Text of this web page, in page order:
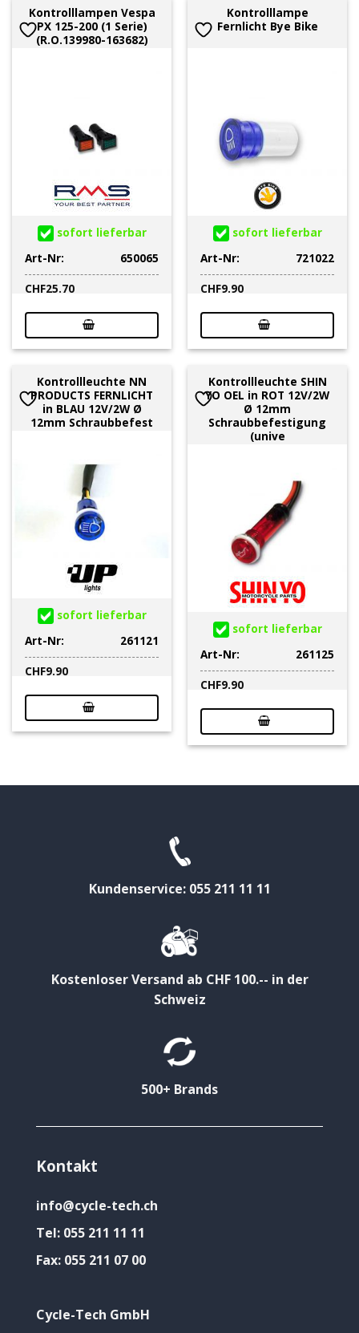
Kontrolllampen Vespa
PX 125-200 (1 Serie)
(R.O.139980-163682)
sofort lieferbar
Art-Nr:
650065
CHF25.70
Kontrolllampe
Fernlicht Bye Bike
sofort lieferbar
Art-Nr:
721022
CHF9.90
Kontrollleuchte NN
PRODUCTS FERNLICHT
in BLAU 12V/2W Ø
12mm Schraubbefest
sofort lieferbar
Art-Nr:
261121
CHF9.90
Kontrollleuchte SHIN
YO OEL in ROT 12V/2W
Ø 12mm
Schraubbefestigung
(unive
sofort lieferbar
Art-Nr:
261125
CHF9.90
Kundenservice: 055 211 11 11
Kostenloser Versand ab CHF 100.-- in der
Schweiz
500+ Brands
Kontakt
info@cycle-tech.ch
Tel: 055 211 11 11
Fax: 055 211 07 00
Cycle-Tech GmbH